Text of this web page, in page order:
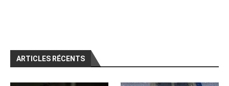
ARTICLES RÉCENTS